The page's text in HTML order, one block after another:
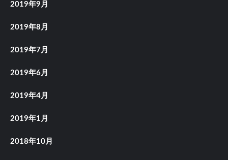
2019年9月
2019年8月
2019年7月
2019年6月
2019年4月
2019年1月
2018年10月